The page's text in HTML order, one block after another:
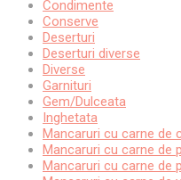
Condimente
Conserve
Deserturi
Deserturi diverse
Diverse
Garnituri
Gem/Dulceata
Inghetata
Mancaruri cu carne de
Mancaruri cu carne de
Mancaruri cu carne de